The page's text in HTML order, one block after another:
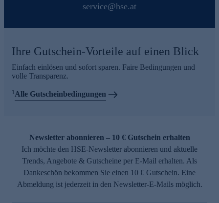
service@hse.at
Ihre Gutschein-Vorteile auf einen Blick
Einfach einlösen und sofort sparen. Faire Bedingungen und
volle Transparenz.
1Alle Gutscheinbedingungen
Newsletter abonnieren – 10 € Gutschein erhalten
Ich möchte den HSE-Newsletter abonnieren und aktuelle
Trends, Angebote & Gutscheine per E-Mail erhalten. Als
Dankeschön bekommen Sie einen 10 € Gutschein. Eine
Abmeldung ist jederzeit in den Newsletter-E-Mails möglich.